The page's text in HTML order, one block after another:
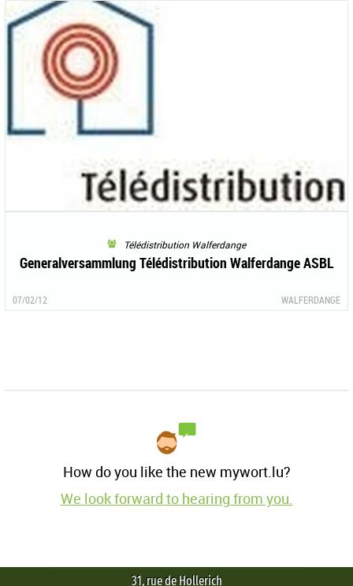
Télédistribution Walferdange
Generalversammlung Télédistribution Walferdange ASBL
07/02/12 WALFERDANGE
How do you like the new mywort.lu?
We look forward to hearing from you.
31, rue de Hollerich